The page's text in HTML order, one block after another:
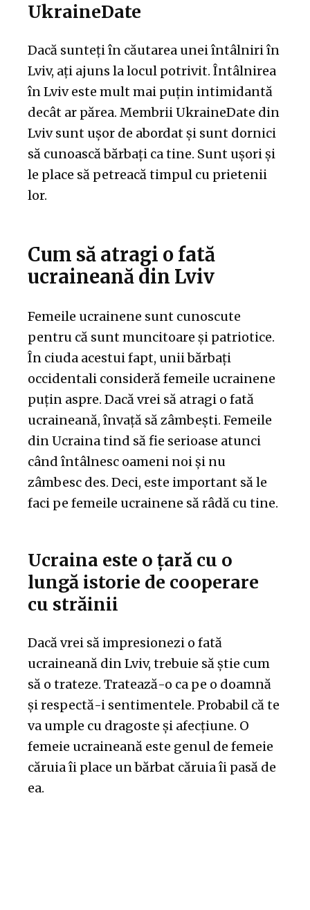
UkraineDate
Dacă sunteți în căutarea unei întâlniri în
Lviv, ați ajuns la locul potrivit. Întâlnirea
în Lviv este mult mai puțin intimidantă
decât ar părea. Membrii UkraineDate din
Lviv sunt ușor de abordat și sunt dornici
să cunoască bărbați ca tine. Sunt ușori și
le place să petreacă timpul cu prietenii
lor.
Cum să atragi o fată
ucraineană din Lviv
Femeile ucrainene sunt cunoscute
pentru că sunt muncitoare și patriotice.
În ciuda acestui fapt, unii bărbați
occidentali consideră femeile ucrainene
puțin aspre. Dacă vrei să atragi o fată
ucraineană, învață să zâmbești. Femeile
din Ucraina tind să fie serioase atunci
când întâlnesc oameni noi și nu
zâmbesc des. Deci, este important să le
faci pe femeile ucrainene să râdă cu tine.
Ucraina este o țară cu o
lungă istorie de cooperare
cu străinii
Dacă vrei să impresionezi o fată
ucraineană din Lviv, trebuie să știe cum
să o trateze. Tratează-o ca pe o doamnă
și respectă-i sentimentele. Probabil că te
va umple cu dragoste și afecțiune. O
femeie ucraineană este genul de femeie
căruia îi place un bărbat căruia îi pasă de
ea.